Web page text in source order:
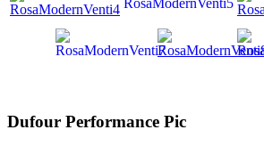
Dufour Performance Pic